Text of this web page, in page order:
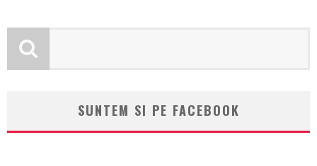
SUNTEM SI PE FACEBOOK